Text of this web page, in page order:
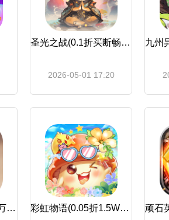
圣光之战(0.1折买断畅玩版)
2026-05-01 17:20
战神世纪(0.1折三国万元免费版) 彩虹物语(0.05折1.5W免费版)